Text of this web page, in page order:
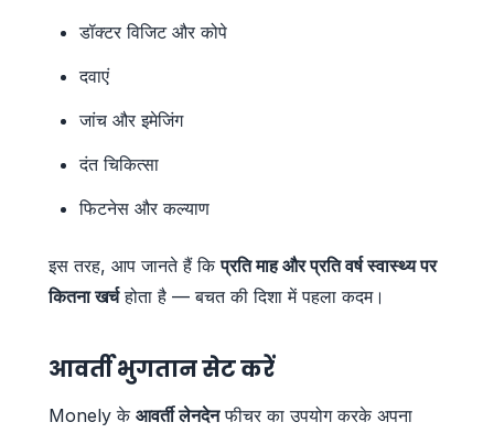
डॉक्टर विजिट और कोपे
दवाएं
जांच और इमेजिंग
दंत चिकित्सा
फिटनेस और कल्याण
इस तरह, आप जानते हैं किप्रति माह और प्रति वर्ष स्वास्थ्य पर
कितना खर्चहोता है — बचत की दिशा में पहला कदम।
आवर्ती भुगतान सेट करें
Monely के आवर्ती लेनदेनफीचर का उपयोग करके अपना